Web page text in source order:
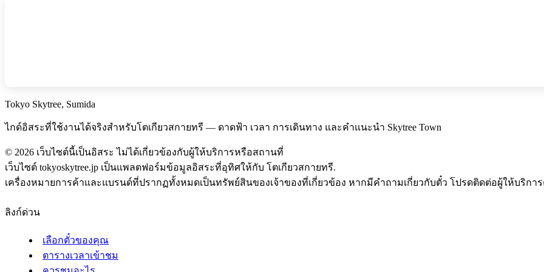
Tokyo Skytree, Sumida
ไกด์อิสระที่ใช้งานได้จริงสำหรับโตเกียวสกายทรี — ดาดฟ้า เวลา การเดินทาง และคำแนะนำ Skytree Town
© 2026 เว็บไซต์นี้เป็นอิสระ ไม่ได้เกี่ยวข้องกับผู้ให้บริการหรือสถานที่
เว็บไซต์ tokyoskytree.jp เป็นแพลตฟอร์มข้อมูลอิสระที่อุทิศให้กับ โตเกียวสกายทรี.
เครื่องหมายการค้าและแบรนด์ที่ปรากฏทั้งหมดเป็นทรัพย์สินของเจ้าของที่เกี่ยวข้อง หากมีคำถามเกี่ยวกับตั๋ว โปรดติดต่อผู้ให้บริการ
ลิงก์ด่วน
เลือกตั๋วของคุณ
ตารางเวลาเข้าชม